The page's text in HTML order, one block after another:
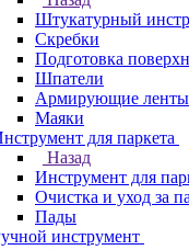
Штукатурный
Скребки
Подготовка
Шпатели
Армирующие ленты
Маяки
для паркета
Назад
Инструмент для
Очистка и уход за
Пады
инструмент